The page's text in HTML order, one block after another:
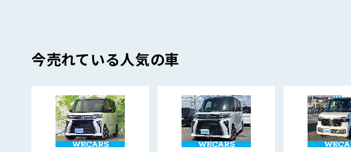
今売れている人気の車